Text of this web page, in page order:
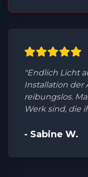
"Endlich Licht
Installation der
reibungslos.
Werk sind, die
- Sabine W.